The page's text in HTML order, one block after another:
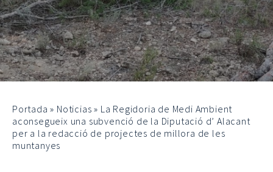
Portada » Noticias » La Regidoria de Medi Ambient
aconsegueix una subvenció de la Diputació d’ Alacant
per a la redacció de projectes de millora de les
muntanyes